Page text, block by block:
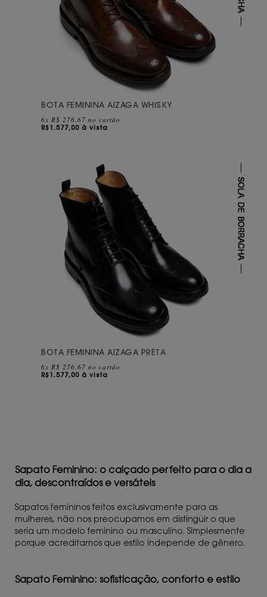
BOTA FEMININA AIZAGA WHISKY
6x R$ 276,67 no cartão
R$ 1.577,00 à vista
BOTA FEMININA AIZAGA PRETA
6x R$ 276,67 no cartão
R$ 1.577,00 à vista
Sapato Feminino: o calçado perfeito para o dia a
dia, descontraídos e versáteis
Sapatos femininos feitos exclusivamente para as
mulheres, não nos preocupamos em distinguir o que
seria um modelo feminino ou masculino. Simplesmente
porque acreditamos que estilo independe de gênero.
Sapato Feminino: sofisticação, conforto e estilo